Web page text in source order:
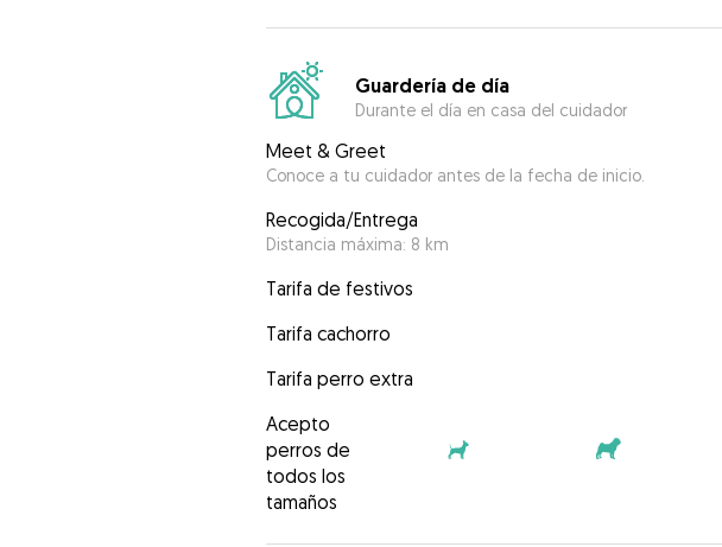
Guardería de día
Durante el día en casa del cuidador
Meet & Greet
Conoce a tu cuidador antes de la fecha de inicio.
Recogida/Entrega
Distancia máxima: 8 km
Tarifa de festivos
Tarifa cachorro
Tarifa perro extra
Acepto
perros de
todos los
tamaños